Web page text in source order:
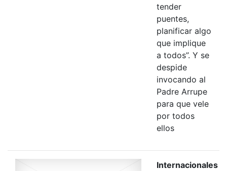
tender
puentes,
planificar algo
que implique
a todos”. Y se
despide
invocando al
Padre Arrupe
para que vele
por todos
ellos
Internacionales